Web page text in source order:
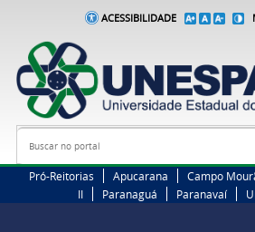
ACESSIBILIDADE
Busca
Pró-Reitorias Apucarana Campo
II
Paranaguá Paranavaí